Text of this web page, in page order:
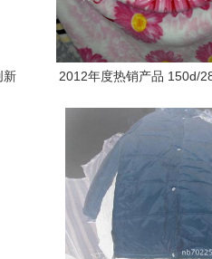
新
2012年度热销产品 150d/